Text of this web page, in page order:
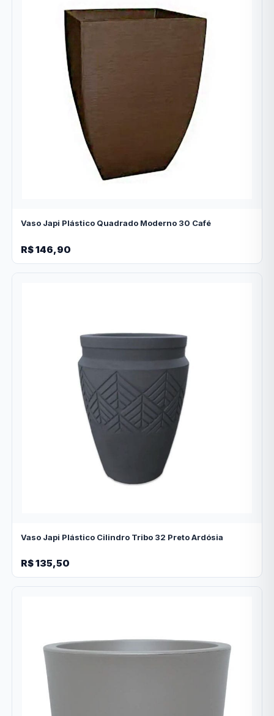
Vaso Japi Plástico Quadrado Moderno 30 Café
R$ 146,90
Vaso Japi Plástico Cilindro Tribo 32 Preto Ardósia
R$ 135,50